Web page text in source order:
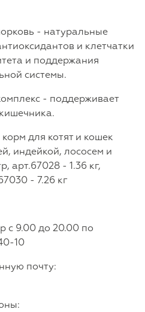
- натуральные
и клетчатки
и поддержания
системы.
- поддерживает
корм для котят и кошек
индейкой, лососем и
арт.67028 - 1.36 кг,
- 7.26 кг
с 9.00 до 20.00 по
10
почту: